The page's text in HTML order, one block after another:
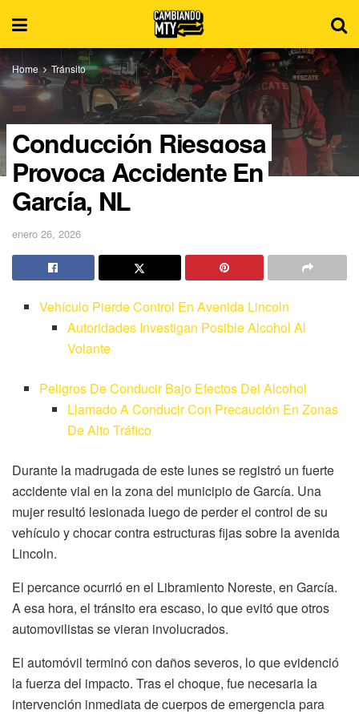
Home Tránsito
Conducción Riesgosa
Provoca Accidente En
García, NL
enero 26, 2026
Vehículo Pierde Control En Avenida Lincoln
Autoridades Investigan Posible Alcohol Al
Volante
Peligros De Conducir Bajo Efectos Del Alcohol
Llamado A Conducir Con Precaución En Zonas
De Alto Tráfico
Durante la madrugada de este lunes se registró un fuerte
accidente vial en la zona del municipio de García. Una
mujer resultó lesionada luego de perder el control de su
vehículo y chocar contra estructuras fijas sobre la avenida
Lincoln.
El percance ocurrió en el Libramiento Noreste, en García.
A esa hora, el tránsito era escaso, lo que evitó que otros
automovilistas se vieran involucrados.
El automóvil terminó con daños severos, lo que evidenció
la fuerza del impacto. Tras el choque, fue necesaria la
intervención inmediata de cuerpos de emergencia para